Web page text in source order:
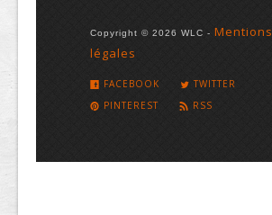
Copyright © 2026 WLC - Mentions
légales
FACEBOOK
TWITTER
PINTEREST
RSS